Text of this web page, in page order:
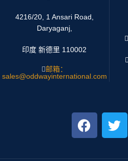
4216/20, 1 Ansari Road,
Daryaganj,
印度 新德里 110002
邮箱：
sales@oddwayinternational.com